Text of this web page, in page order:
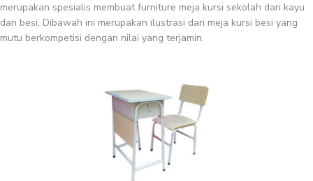
merupakan spesialis membuat furniture meja kursi sekolah dari kayu
dan besi, Dibawah ini merupakan ilustrasi dari meja kursi besi yang
mutu berkompetisi dengan nilai yang terjamin.